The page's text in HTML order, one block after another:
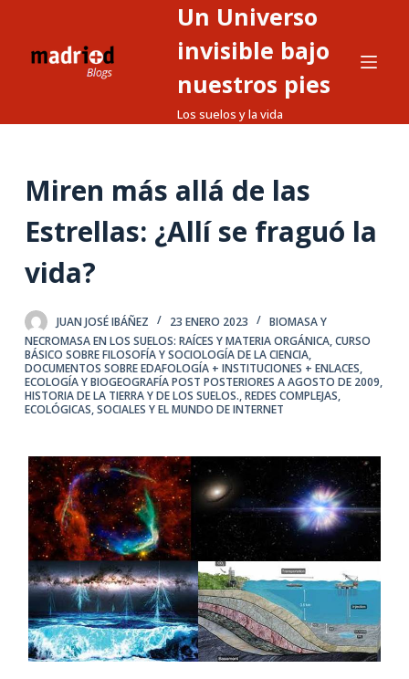
n
d
o
Un Universo
invisible bajo
nuestros pies
Los suelos y la vida
Miren más allá de las
Estrellas: ¿Allí se fraguó la
vida?
JUAN JOSÉ IBÁÑEZ 23 ENERO 2023
BIOMASA Y
NECROMASA EN LOS SUELOS: RAÍCES Y MATERIA ORGÁNICA,CURSO
BÁSICO SOBRE FILOSOFÍA Y SOCIOLOGÍA DE LA CIENCIA,
DOCUMENTOS SOBRE EDAFOLOGÍA + INSTITUCIONES + ENLACES,
ECOLOGÍA Y BIOGEOGRAFÍA POST POSTERIORES A AGOSTO DE 2009,
HISTORIA DE LA TIERRA Y DE LOS SUELOS.,REDES COMPLEJAS,
ECOLÓGICAS, SOCIALES Y EL MUNDO DE INTERNET